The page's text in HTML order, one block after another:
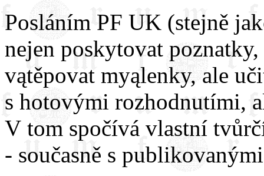
Posláním PF UK (stejně
nejen poskytovat
vątěpovat myąlenky, ale
s hotovými rozhodnutími,
V tom spočívá vlastní
- současně s